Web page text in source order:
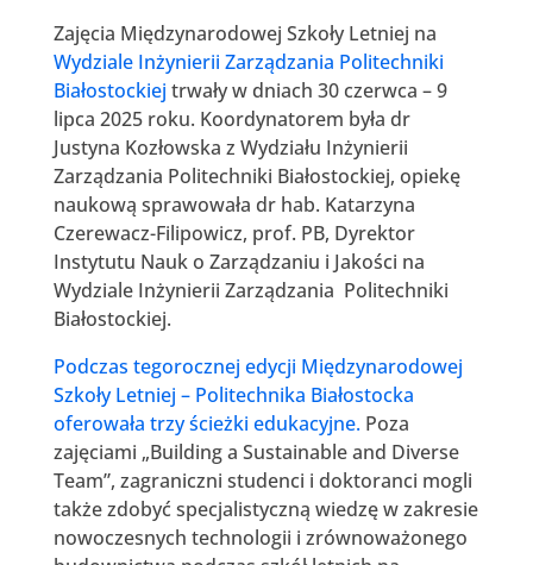
Zajęcia Międzynarodowej Szkoły Letniej na
Wydziale Inżynierii Zarządzania Politechniki
Białostockiej trwały w dniach 30 czerwca – 9
lipca 2025 roku. Koordynatorem była dr
Justyna Kozłowska z Wydziału Inżynierii
Zarządzania Politechniki Białostockiej, opiekę
naukową sprawowała dr hab. Katarzyna
Czerewacz-Filipowicz, prof. PB, Dyrektor
Instytutu Nauk o Zarządzaniu i Jakości na
Wydziale Inżynierii Zarządzania Politechniki
Białostockiej.
Podczas tegorocznej edycji Międzynarodowej
Szkoły Letniej – Politechnika Białostocka
oferowała trzy ścieżki edukacyjne.Poza
zajęciami „Building a Sustainable and Diverse
Team”, zagraniczni studenci i doktoranci mogli
także zdobyć specjalistyczną wiedzę w zakresie
nowoczesnych technologii i zrównoważonego